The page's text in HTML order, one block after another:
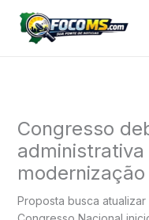
para
Congresso
Proposta busca